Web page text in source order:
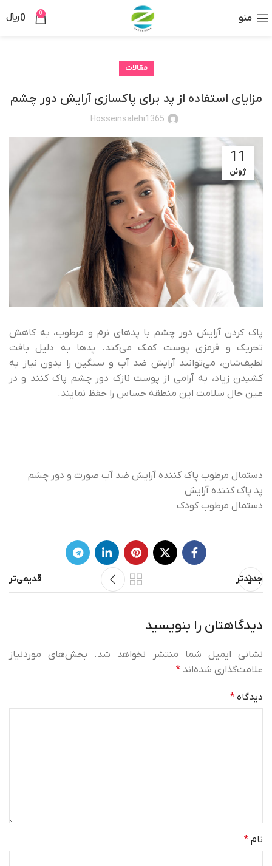
منو 0
0﷼
مقالات
مزایای استفاده از پد برای پاکسازی آرایش دور چشم
Hosseinsalehi1365
11
ژوئن
پاک کردن آرایش دور چشم با پدهای نرم و مرطوب، به کاهش
تحریک و قرمزی پوست کمک می‌کند. پدها به دلیل بافت
لطیف‌شان، می‌توانند آرایش ضد آب و سنگین را بدون نیاز به
کشیدن زیاد، به آرامی از پوست نازک دور چشم پاک کنند و در
عین حال سلامت این منطقه حساس را حفظ نمایند.
دستمال مرطوب پاک کننده آرایش ضد آب صورت و دور چشم
پد پاک کننده آرایش
دستمال مرطوب کودک
جدیدتر قدیمی‌تر
دیدگاهتان را بنویسید
نشانی ایمیل شما منتشر نخواهد شد.
بخش‌های موردنیاز
علامت‌گذاری شده‌اند *
دیدگاه *
نام *